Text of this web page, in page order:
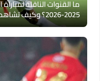
ما القنوات الناقلة لمباراة
2025-2026؟ وكيف تشاهدها عبر الإنترنت؟